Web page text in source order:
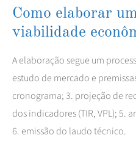
Como elaborar
viabilidade
A elaboração segue um
estudo de mercado e
cronograma; 3. projeção de
dos indicadores (TIR, VPL); 5.
6. emissão do laudo técnico.